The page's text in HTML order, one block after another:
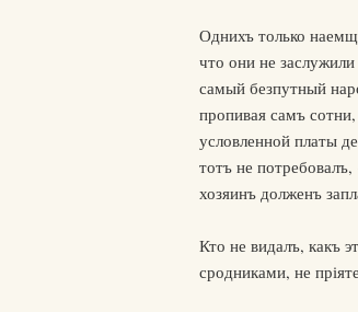
Однихъ только
что они не
самый безпутный
пропивая самъ
условленной платы
тотъ не
хозяинъ долженъ
Кто не видалъ, какъ
сродниками, не